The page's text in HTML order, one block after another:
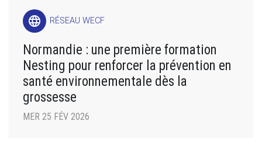
language RÉSEAU WECF
Normandie : une première formation
Nesting pour renforcer la prévention en
santé environnementale dès la
grossesse
MER 25 FÉV 2026